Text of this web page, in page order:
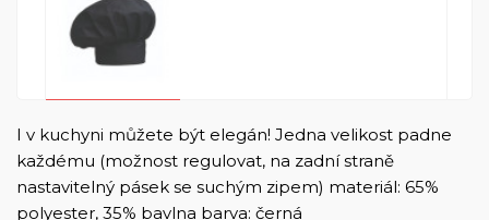
I v kuchyni můžete být elegán! Jedna velikost padne
každému (možnost regulovat, na zadní straně
nastavitelný pásek se suchým zipem) materiál: 65%
polyester, 35% bavlna barva: černá